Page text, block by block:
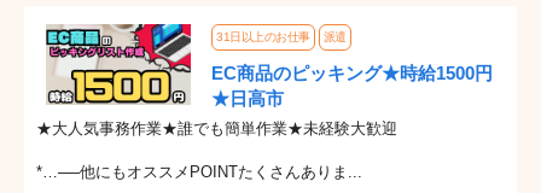
31日以上のお仕事 派遣
EC商品のピッキング★時給1500円
★日高市
★大人気事務作業★誰でも簡単作業★未経験大歓迎
*…──他にもオススメPOINTたくさんありま...